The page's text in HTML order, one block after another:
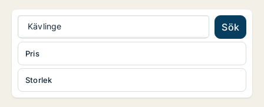
Kävlinge Sök
Storlek
Pris